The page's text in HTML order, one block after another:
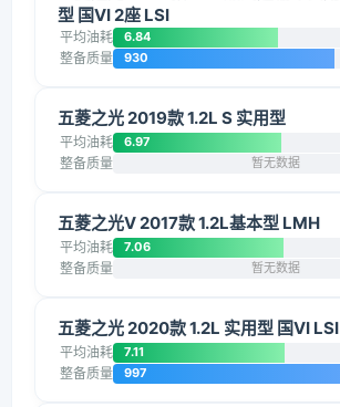
型 国VI 2座 LSI
平均油耗 6.84
整备质量 930
五菱之光 2019款 1.2L S 实用型
平均油耗 6.97
整备质量 暂无数据
五菱之光V 2017款 1.2L基本型 LMH
平均油耗 7.06
整备质量 暂无数据
五菱之光 2020款 1.2L 实用型 国VI LSI
平均油耗 7.11
整备质量 997